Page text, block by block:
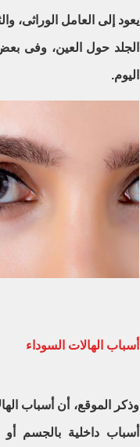
يعود إلى العامل الوراثى،
الجلد حول العين، وفى
اليوم.
أسباب الهالات السوداء
وذكر الموقع، أن أسباب
أسباب داخلية بالجسم